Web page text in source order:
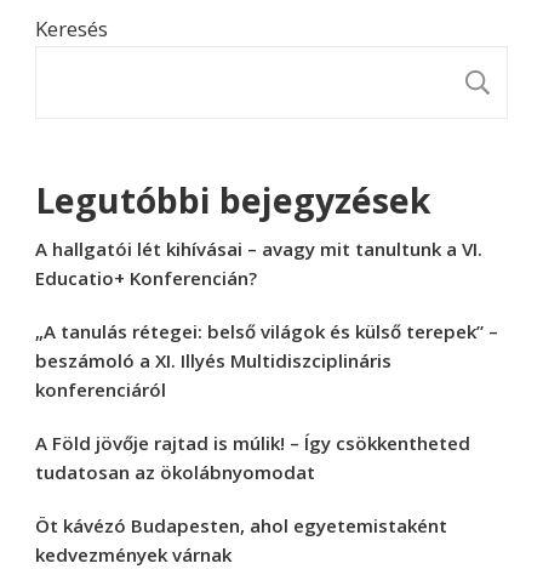
Keresés
Legutóbbi bejegyzések
A hallgatói lét kihívásai – avagy mit tanultunk a VI.
Educatio+ Konferencián?
„A tanulás rétegei: belső világok és külső terepek” –
beszámoló a XI. Illyés Multidiszciplináris
konferenciáról
A Föld jövője rajtad is múlik! – Így csökkentheted
tudatosan az ökolábnyomodat
Öt kávézó Budapesten, ahol egyetemistaként
kedvezmények várnak